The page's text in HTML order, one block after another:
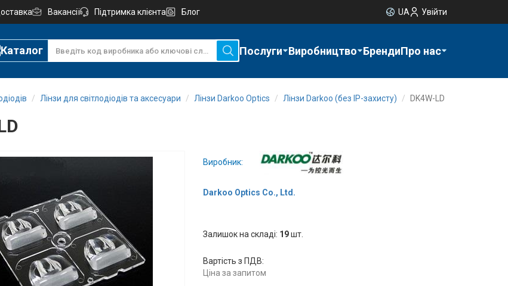
Вакансії Підтримка клієнта Блог UA Увійти
Каталог Послуги Виробництво БрендиПро нас
Лінзи для світлодіодів та аксесуари Лінзи Darkoo Optics Лінзи Darkoo (без IP-захисту) DK4W-LD
Виробник:
Darkoo Optics Co., Ltd.
Залишок на складі: 19шт.
Вартість з ПДВ:
Ціна за запитом